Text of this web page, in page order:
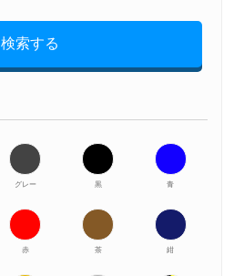
検索する
グレー 黒 青
赤 茶 紺